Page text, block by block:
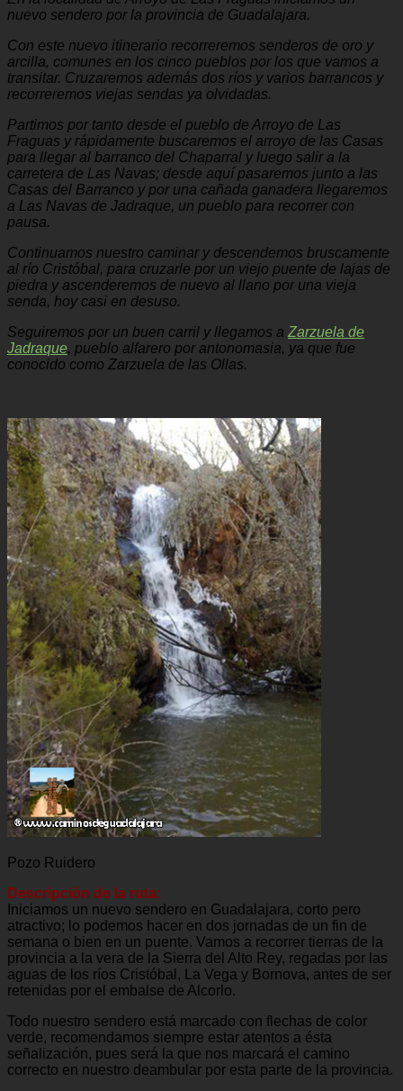
nuevo sendero por la provincia de Guadalajara.
Con este nuevo itinerario recorreremos senderos de oro y
arcilla, comunes en los cinco pueblos por los que vamos a
transitar. Cruzaremos además dos ríos y varios barrancos y
recorreremos viejas sendas ya olvidadas.
Partimos por tanto desde el pueblo de Arroyo de Las
Fraguas y rápidamente buscaremos el arroyo de las Casas
para llegar al barranco del Chaparral y luego salir a la
carretera de Las Navas; desde aquí pasaremos junto a las
Casas del Barranco y por una cañada ganadera llegaremos
a Las Navas de Jadraque, un pueblo para recorrer con
pausa.
Continuamos nuestro caminar y descendemos bruscamente
al río Cristóbal, para cruzarle por un viejo puente de lajas de
piedra y ascenderemos de nuevo al llano por una vieja
senda, hoy casi en desuso.
Seguiremos por un buen carril y llegamos a Zarzuela de
Jadraque, pueblo alfarero por antonomasia, ya que fue
conocido como Zarzuela de las Ollas.
Pozo Ruidero
Descripción de la ruta:
Iniciamos un nuevo sendero en Guadalajara, corto pero
atractivo; lo podemos hacer en dos jornadas de un fin de
semana o bien en un puente. Vamos a recorrer tierras de la
provincia a la vera de la Sierra del Alto Rey, regadas por las
aguas de los ríos Cristóbal, La Vega y Bornova, antes de ser
retenidas por el embalse de Alcorlo.
Todo nuestro sendero está marcado con flechas de color
verde, recomendamos siempre estar atentos a ésta
señalización, pues será la que nos marcará el camino
correcto en nuestro deambular por esta parte de la provincia.